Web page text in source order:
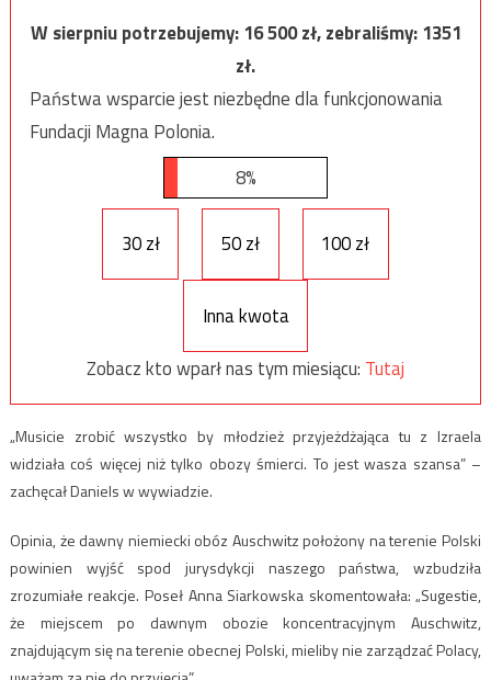
W sierpniu potrzebujemy:16 500zł, zebraliśmy:1351
zł.
Państwa wsparcie jest niezbędne dla funkcjonowania
Fundacji Magna Polonia.
8%
30 zł 50 zł 100 zł
Inna kwota
Zobacz kto wparł nas tym miesiącu: Tutaj
„Musicie zrobić wszystko by młodzież przyjeżdżająca tu z Izraela
widziała coś więcej niż tylko obozy śmierci. To jest wasza szansa” –
zachęcał Daniels w wywiadzie.
Opinia, że dawny niemiecki obóz Auschwitz położony na terenie Polski
powinien wyjść spod jurysdykcji naszego państwa, wzbudziła
zrozumiałe reakcje. Poseł Anna Siarkowska skomentowała: „Sugestie,
że miejscem po dawnym obozie koncentracyjnym Auschwitz,
znajdującym się na terenie obecnej Polski, mieliby nie zarządzać Polacy,